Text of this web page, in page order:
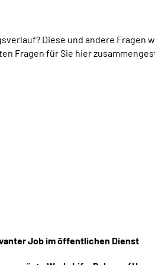
Diese und andere Fragen
Fragen für Sie hier
Job im öffentlichen Dienst